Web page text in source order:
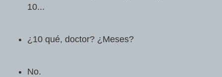
10...
¿10 qué, doctor? ¿Meses?
No.